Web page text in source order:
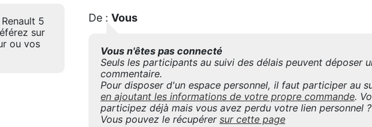
5
sur
ou vos
De : Vous
Vous n'êtes pas connecté
Seuls les participants au suivi des délais peuvent déposer
commentaire.
Pour disposer d'un espace personnel, il faut participer au
en ajoutant les informations de votre propre commande.
participez déjà mais vous avez perdu votre lien personnel ?
Vous pouvez le récupérer sur cette page